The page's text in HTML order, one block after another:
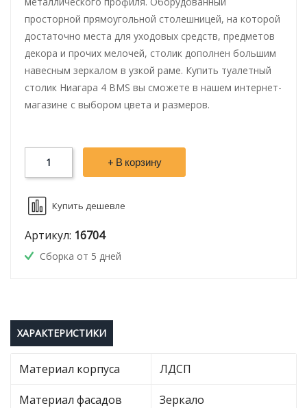
просторной прямоугольной столешницей, на которой
достаточно места для уходовых средств, предметов
декора и прочих мелочей, столик дополнен большим
навесным зеркалом в узкой раме. Купить туалетный
столик Ниагара 4 BMS вы сможете в нашем интернет-
магазине с выбором цвета и размеров.
+ В корзину
Купить дешевле
Артикул: 16704
Сборка от 5 дней
ХАРАКТЕРИСТИКИ
Материал корпуса ЛДСП
Материал фасадов Зеркало